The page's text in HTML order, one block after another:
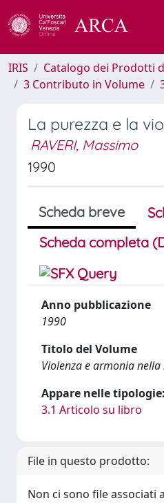
IRIS
Catalogo dei Prodotti
3 Contributo in Volume
La purezza e la
RAVERI, Massimo
1990
Scheda breve
Scheda completa
Anno pubblicazione
1990
Titolo del Volume
Violenza e armonia
Appare nelle tipologie:
3.1 Articolo su libro
File in questo prodotto:
Non ci sono file associati